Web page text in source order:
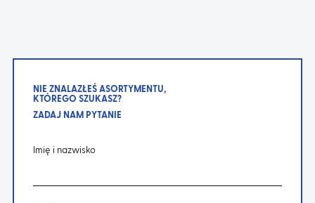
NIE ZNALAZŁEŚ ASORTYMENTU,
KTÓREGO SZUKASZ?
ZADAJ NAM PYTANIE
Imię i nazwisko